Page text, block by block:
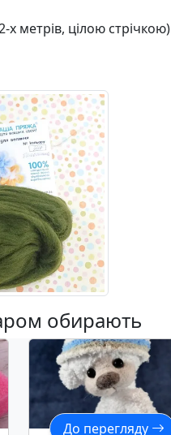
х метрів, цілою стрічкою)
обирають
До перегляду